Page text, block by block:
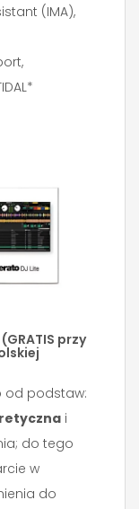
(IMA),
przy
od podstaw:
i
do tego
w
do